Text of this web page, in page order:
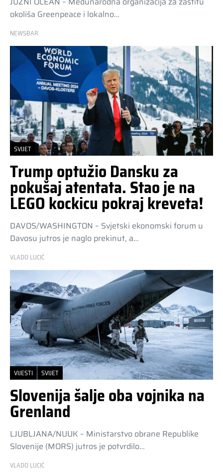
okoliša Greenpeace i lokalno…
NEWSBAR
SVIJET
Trump optužio Dansku za
pokušaj atentata. Stao je na
LEGO kockicu pokraj kreveta!
DAVOS/WASHINGTON – Svjetski ekonomski forum u
Davosu jutros je naglo prekinut, a…
VLADO LUCIĆ
VIJESTI SVIJET
Slovenija šalje oba vojnika na
Grenland
LJUBLJANA/NUUK – Ministarstvo obrane Republike
Slovenije (MORS) jutros je potvrdilo…
VLADO LUCIĆ